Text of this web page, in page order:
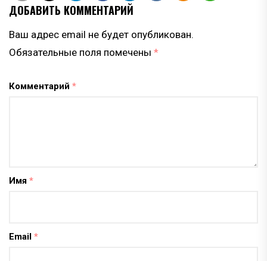
ДОБАВИТЬ КОММЕНТАРИЙ
Ваш адрес email не будет опубликован.
Обязательные поля помечены *
Комментарий *
Имя *
Email *